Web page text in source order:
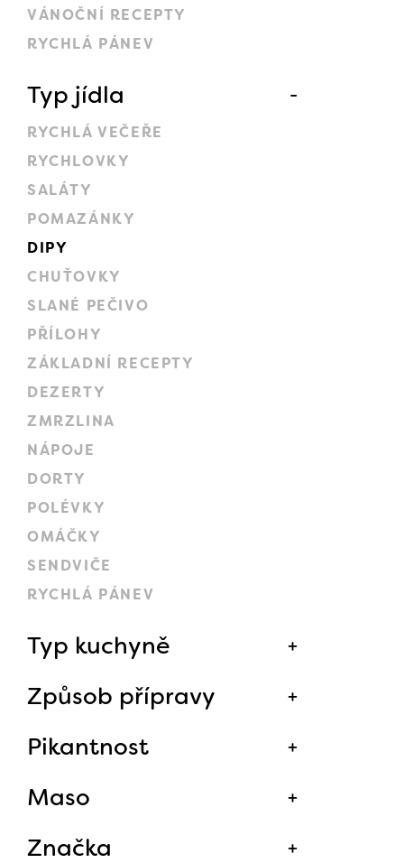
VÁNOČNÍ RECEPTY
RYCHLÁ PÁNEV
Typ jídla
RYCHLÁ VEČEŘE
RYCHLOVKY
SALÁTY
POMAZÁNKY
DIPY
CHUŤOVKY
SLANÉ PEČIVO
PŘÍLOHY
ZÁKLADNÍ RECEPTY
DEZERTY
ZMRZLINA
NÁPOJE
DORTY
POLÉVKY
OMÁČKY
SENDVIČE
RYCHLÁ PÁNEV
Typ kuchyně
Způsob přípravy
Pikantnost
Maso
Značka